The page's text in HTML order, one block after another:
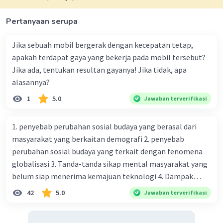
Pertanyaan serupa
Jika sebuah mobil bergerak dengan kecepatan tetap,
apakah terdapat gaya yang bekerja pada mobil tersebut?
Jika ada, tentukan resultan gayanya! Jika tidak, apa
alasannya?
1 5.0 Jawaban terverifikasi
1. penyebab perubahan sosial budaya yang berasal dari
masyarakat yang berkaitan demografi 2. penyebab
perubahan sosial budaya yang terkait dengan fenomena
globalisasi 3. Tanda-tanda sikap mental masyarakat yang
belum siap menerima kemajuan teknologi 4. Dampak
modernisasi dalam kehidupan sosial masyarakat 5.
Kegiatan manusia di bidang ekonomi yang menunjukkan
42 5.0 Jawaban terverifikasi